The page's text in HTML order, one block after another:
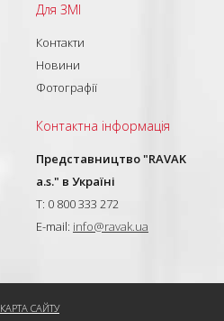
Для ЗМІ
Контакти
Новини
Фотографії
Контактна інформація
Представництво "RAVAK
a.s." в Україні
T: 0 800 333 272
E-mail: info@ravak.ua
КАРТА САЙТУ